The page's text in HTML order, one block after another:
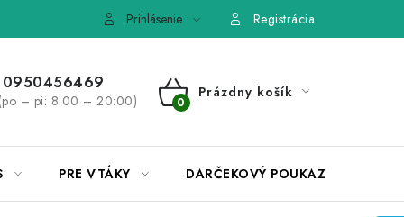
Pravidlá súťaží na Facebooku
Prihlásenie Registrácia
0950456469
(po – pi: 8:00 – 20:00)
NÁKUPNÝ
Prázdny košík
PRE VTÁKY DARČEKOVÝ POUKAZ